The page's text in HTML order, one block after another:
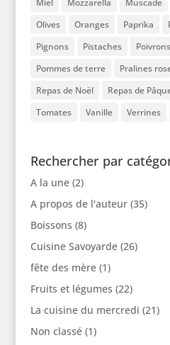
Miel
Mozzarella Muscade
Olives
Oranges Paprika
Pignons
Pistaches Poivrons
Pommes de terre
Pralines
Repas de Noël
Repas de
Tomates
Vanille Verrines
Rechercher par
A la une(2)
A propos de l'auteur(35)
Boissons (8)
Cuisine Savoyarde(26)
fête des mère(1)
Fruits et légumes (22)
La cuisine du mercredi (21)
Non classé(1)